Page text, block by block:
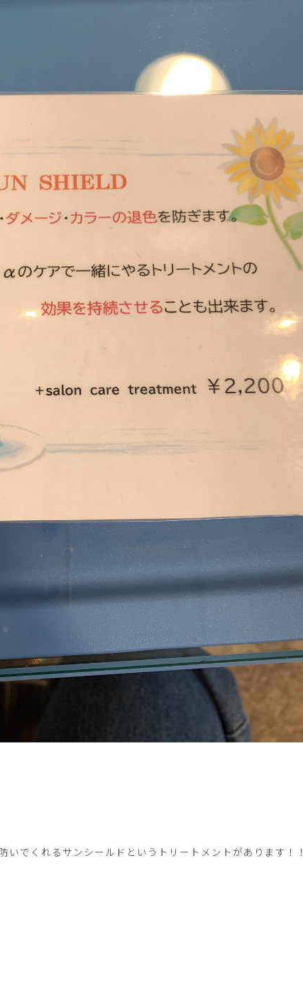
でくれるサンシールドというトリートメントがあります！！